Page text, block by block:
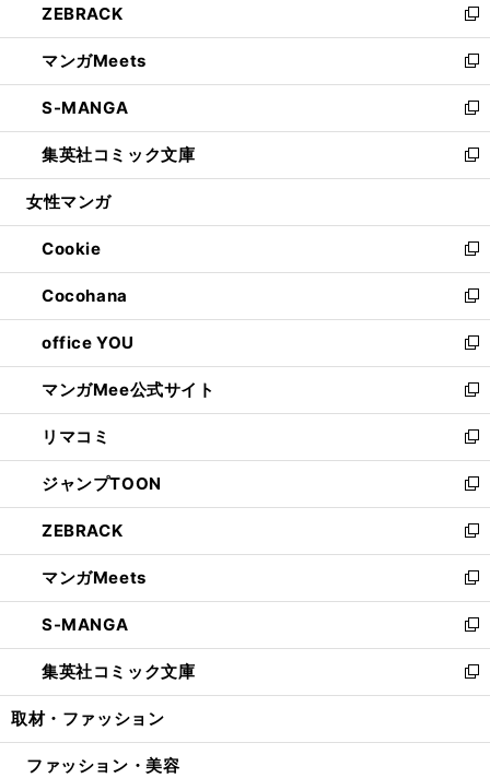
く
で
開
く
ド
ウ
で
開
く
ィ
ン
ド
ウ
で
開
く
い
ウ
ィ
ン
ド
ウ
で
開
ZEBRACK
新
し
い
ウ
ィ
ン
ド
ウ
開
く
マンガMeets
新
し
い
ウ
ィ
ン
ウ
で
開
く
S-MANGA
新
し
い
ウ
ン
ド
ウ
で
開
く
集英社コミック文庫
新
し
ウ
ィ
ン
ド
ウ
で
開
く
女性マンガ
Cookie
新
し
い
ウ
ィ
ン
ド
ウ
で
開
く
Cocohana
新
し
い
ウ
ィ
ン
ド
ウ
で
開
く
office YOU
新
し
い
ウ
ィ
ン
ド
ウ
で
開
く
マンガMee公式サイト
新
し
い
ウ
ィ
ン
ド
ウ
で
開
く
リマコミ
新
し
い
ウ
ィ
ン
ド
ウ
で
開
く
ジャンプTOON
新
し
い
ウ
ィ
ン
ド
ウ
で
開
ZEBRACK
新
し
い
ウ
ィ
ン
ド
ウ
開
マンガMeets
新
し
い
ウ
ィ
ン
ウ
S-MANGA
新
し
い
ウ
ン
集英社コミック文庫
新
し
ウ
取材・ファッション
ファッション・美容